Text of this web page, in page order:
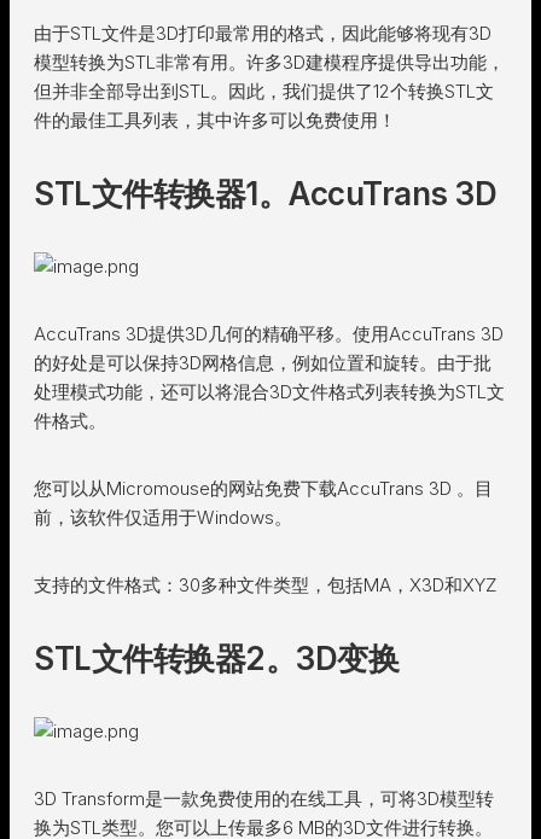
由于STL文件是3D打印最常用的格式，因此能够将现有3D
模型转换为STL非常有用。许多3D建模程序提供导出功能，
但并非全部导出到STL。因此，我们提供了12个转换STL文
件的最佳工具列表，其中许多可以免费使用！
STL文件转换器1。AccuTrans 3D
AccuTrans 3D提供3D几何的精确平移。使用AccuTrans 3D
的好处是可以保持3D网格信息，例如位置和旋转。由于批
处理模式功能，还可以将混合3D文件格式列表转换为STL文
件格式。
您可以从Micromouse的网站免费下载AccuTrans 3D 。目
前，该软件仅适用于Windows。
支持的文件格式：30多种文件类型，包括MA，X3D和XYZ
STL文件转换器2。3D变换
3D Transform是一款免费使用的在线工具，可将3D模型转
换为STL类型。您可以上传最多6 MB的3D文件进行转换。